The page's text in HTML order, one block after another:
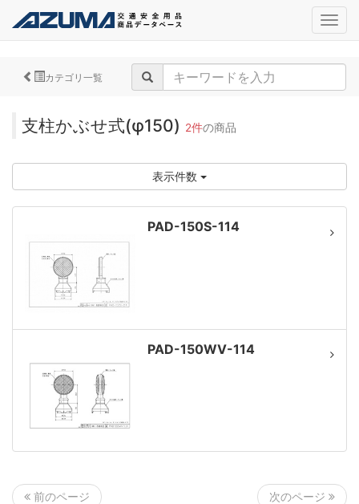
カテゴリ一覧
支柱かぶせ式(φ150) 2件の商品
表示件数
PAD-150S-114
PAD-150WV-114
前のページ 次のページ